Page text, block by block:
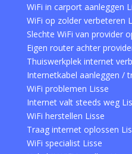
WiFi in carport aanleggen
WiFi op zolder verbeteren
Slechte WiFi van provider
Eigen router achter
Thuiswerkplek internet
Internetkabel aanleggen /
WiFi problemen Lisse
Internet valt steeds weg
WiFi herstellen Lisse
Traag internet oplossen
WiFi specialist Lisse